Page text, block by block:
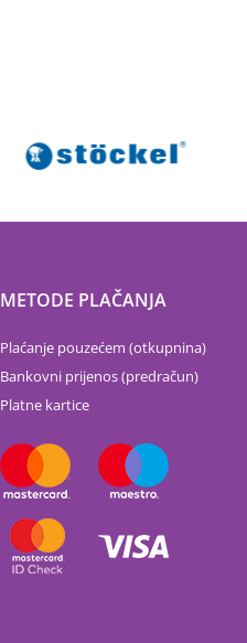
METODE PLAČANJA
Plaćanje pouzećem (otkupnina)
Bankovni prijenos (predračun)
Platne kartice